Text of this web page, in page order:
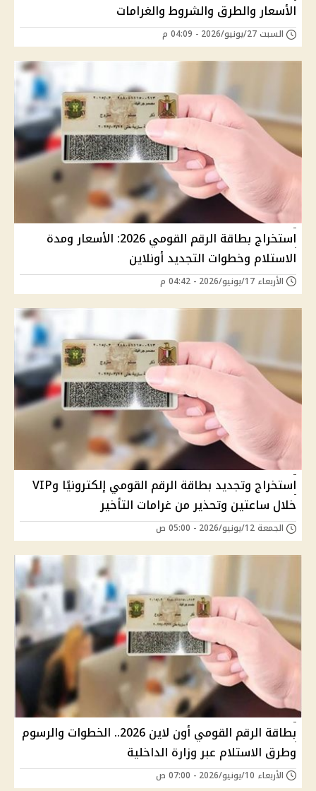
الأسعار والطرق والشروط والغرامات
السبت 27/يونيو/2026 - 04:09 م
استخراج بطاقة الرقم القومي 2026: الأسعار ومدة
الاستلام وخطوات التجديد أونلاين
الأربعاء 17/يونيو/2026 - 04:42 م
استخراج وتجديد بطاقة الرقم القومي إلكترونيًا وVIP
خلال ساعتين وتحذير من غرامات التأخير
الجمعة 12/يونيو/2026 - 05:00 ص
بطاقة الرقم القومي أون لاين 2026.. الخطوات والرسوم
وطرق الاستلام عبر وزارة الداخلية
الأربعاء 10/يونيو/2026 - 07:00 ص